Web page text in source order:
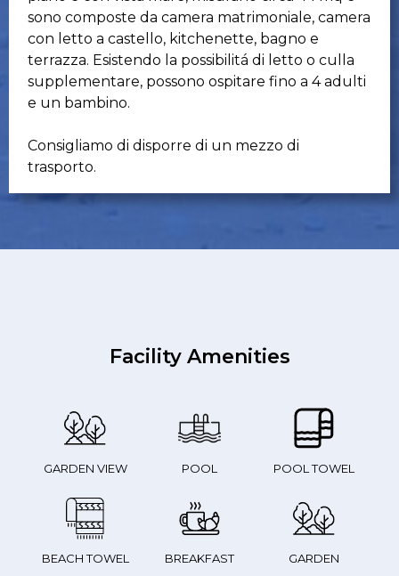
sono composte da camera matrimoniale, camera
con letto a castello, kitchenette, bagno e
terrazza. Esistendo la possibilitá di letto o culla
supplementare, possono ospitare fino a 4 adulti
e un bambino.
Consigliamo di disporre di un mezzo di
trasporto.
Facility Amenities
GARDEN VIEW POOL POOL TOWEL
BEACH TOWEL BREAKFAST GARDEN